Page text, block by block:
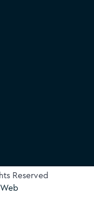
Reserved